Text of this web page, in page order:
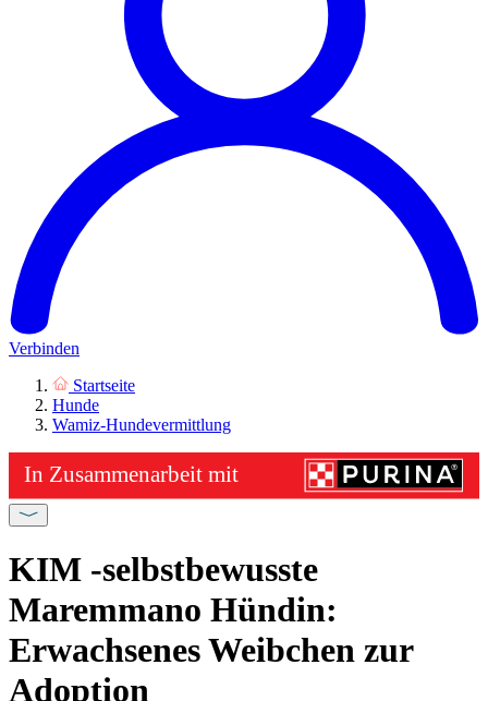
Verbinden
Startseite
Hunde
Wamiz-Hundevermittlung
KIM -selbstbewusste
Maremmano Hündin:
Erwachsenes Weibchen zur
Adoption